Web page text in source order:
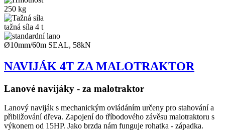
250 kg
tažná síla 4 t
Ø10mm/60m SEAL, 58kN
NAVIJÁK 4T ZA MALOTRAKTOR
Lanové navijáky - za malotraktor
Lanový naviják s mechanickým ovládáním určeny pro stahování a
přibližování dřeva. Zapojení do tříbodového závěsu malotraktoru s
výkonem od 15HP. Jako brzda nám funguje rohatka - západka.